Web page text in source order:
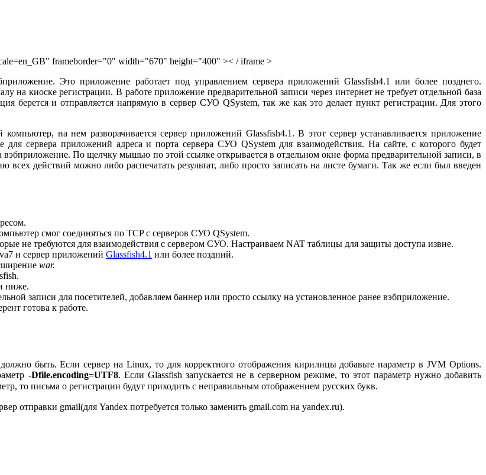
frameborder="0" width="670" height="400" >< / ifrаmе >
Это приложение работает под управлением сервера приложений Glassfish4.1 или более позднего.
на киоске регистрации. В работе приложение предварительной записи через интернет не требует отдельной база
берется и отправляется напрямую в сервер СУО QSystem, так же как это делает пункт регистрации. Для этого
на нем разворачивается сервер приложений Glassfish4.1. В этот сервер устанавливается приложение
для сервера приложений адреса и порта сервера СУО QSystem для взаимодействия. На сайте, с которого будет
вэбприложение. По щелчку мышью по этой ссылке открывается в отдельном окне форма предварительной записи, в
действий можно либо распечатать результат, либо просто записать на листе бумаги. Так же если был введен
смог соединяться по TCP с серверов СУО QSystem.
не требуются для взаимодействия с сервером СУО. Настраиваем NAT таблицы для защиты доступа извне.
и сервер приложений Glassfish4.1 или более поздний.
war.
ниже.
записи для посетителей, добавляем баннер или просто ссылку на установленное ранее вэбприложение.
готова к работе.
быть. Если сервер на Linux, то для корректного отображения кирилицы добавьте параметр в JVM Options.
-Dfile.encoding=UTF8. Если Glassfish запускается не в серверном режиме, то этот параметр нужно добавить
то письма о регистрации будут приходить с неправильным отображением русских букв.
отправки gmail(для Yandex потребуется только заменить gmail.com на yandex.ru).